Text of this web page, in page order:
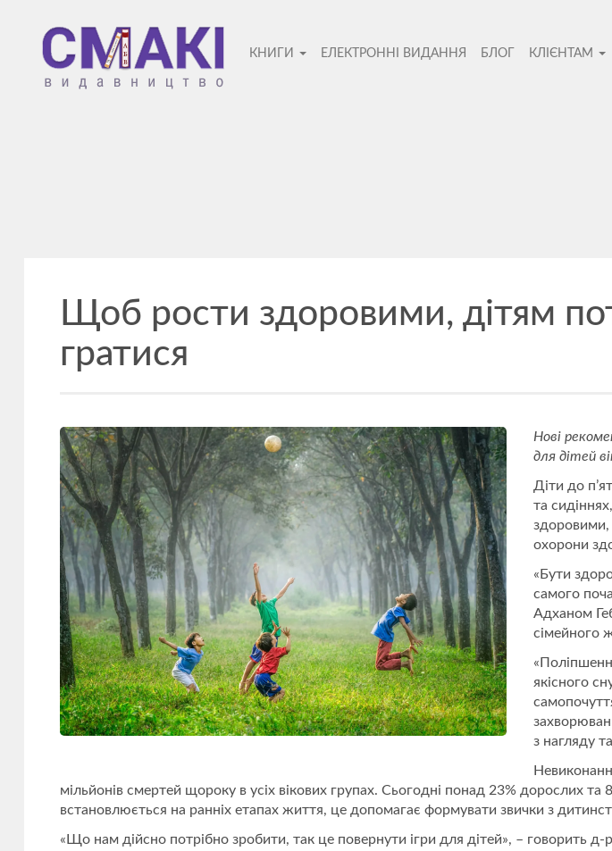
Смакі
—
КНИГИ ЕЛЕКТРОННІ ВИДАННЯ БЛОГ КЛІЄНТАМ
Щоб рости здоровими, дітям
гратися
Нові
для дітей
Діти до
та
здоровими,
охорони
«Бути
самого
Адханом
сімейного
якісного
з нагляду
мільйонів смертей щороку в усіх вікових групах. Сьогодні понад 23% дорослих
встановлюється на ранніх етапах життя, це допомагає формувати звички з
«Що нам дійсно потрібно зробити, так це повернути ігри для дітей», – говорить